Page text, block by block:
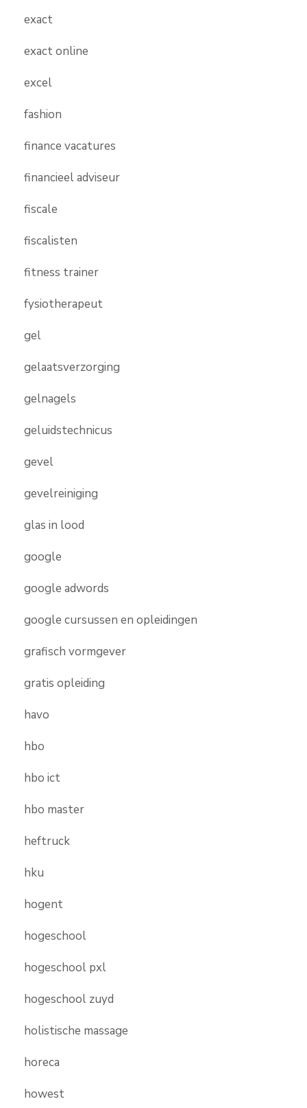
exact
exact online
excel
fashion
finance vacatures
financieel adviseur
fiscale
fiscalisten
fitness trainer
fysiotherapeut
gel
gelaatsverzorging
gelnagels
geluidstechnicus
gevel
gevelreiniging
glas in lood
google
google adwords
google cursussen en opleidingen
grafisch vormgever
gratis opleiding
havo
hbo
hbo ict
hbo master
heftruck
hku
hogent
hogeschool
hogeschool pxl
hogeschool zuyd
holistische massage
horeca
howest